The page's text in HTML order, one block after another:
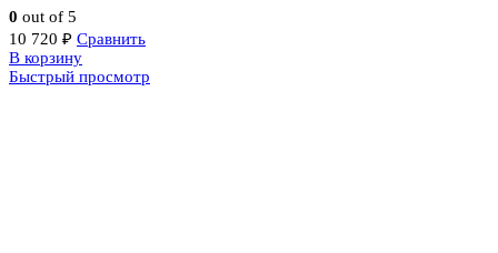
0 out of 5
10 720 ₽ Сравнить
В корзину
Быстрый просмотр